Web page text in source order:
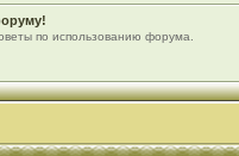
по использованию форума.